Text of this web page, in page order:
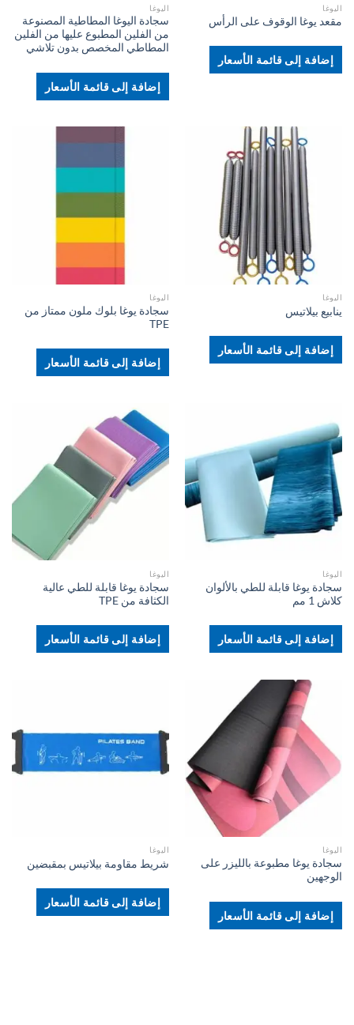
اليوغا
مقعد يوغا الوقوف على الرأس
إضافة إلى قائمة الأسعار
اليوغا
سجادة اليوغا المطاطية المصنوعة
من الفلين المطبوع عليها من الفلين
المطاطي المخصص بدون تلاشي
إضافة إلى قائمة الأسعار
اليوغا
ينابيع بيلاتيس
إضافة إلى قائمة الأسعار
اليوغا
سجادة يوغا بلوك ملون ممتاز من
TPE
إضافة إلى قائمة الأسعار
اليوغا
سجادة يوغا قابلة للطي بالألوان
كلاش 1 مم
إضافة إلى قائمة الأسعار
اليوغا
سجادة يوغا قابلة للطي عالية
الكثافة من TPE
إضافة إلى قائمة الأسعار
اليوغا
سجادة يوغا مطبوعة بالليزر على
الوجهين
إضافة إلى قائمة الأسعار
اليوغا
شريط مقاومة بيلاتيس بمقبضين
إضافة إلى قائمة الأسعار